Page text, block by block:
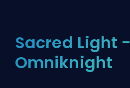
Sacred Light -
Omniknight